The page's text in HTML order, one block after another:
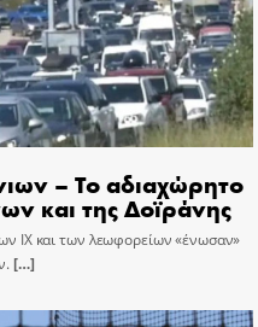
– Το αδιαχώρητο
και της Δοϊράνης
ΙΧ και των λεωφορείων «ένωσαν»
[…]